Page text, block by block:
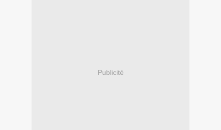
Publicité